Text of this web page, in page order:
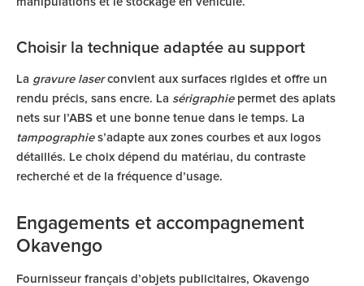
Choisir la technique adaptée au support
La gravure laserconvient aux surfaces rigides et offre un
rendu précis, sans encre. La sérigraphiepermet des aplats
nets sur l’ABS et une bonne tenue dans le temps. La
tampographies’adapte aux zones courbes et aux logos
détaillés. Le choix dépend du matériau, du contraste
recherché et de la fréquence d’usage.
Engagements et accompagnement
Okavengo
Fournisseur français d’objets publicitaires, Okavengo